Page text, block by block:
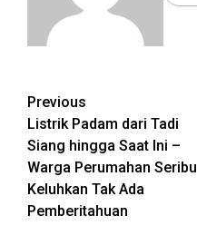
Post
navigation
Previous
Listrik Padam dari Tadi
Siang hingga Saat Ini –
Warga Perumahan Seribu
Keluhkan Tak Ada
Pemberitahuan